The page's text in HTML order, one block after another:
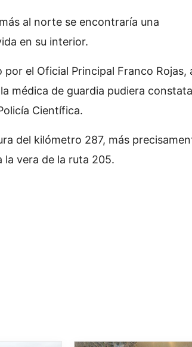
al norte se encontraría una
en su interior.
el Oficial Principal Franco Rojas,
médica de guardia pudiera
Científica.
del kilómetro 287, más
la vera de la ruta 205.